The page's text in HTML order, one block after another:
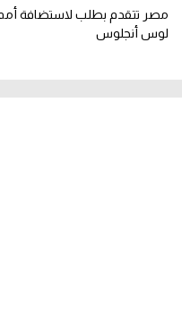
لوس أنجلوس